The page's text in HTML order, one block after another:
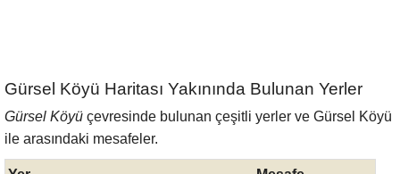
Gürsel Köyü Haritası Yakınında Bulunan Yerler
Gürsel Köyü çevresinde bulunan çeşitli yerler ve Gürsel Köyü
ile arasındaki mesafeler.